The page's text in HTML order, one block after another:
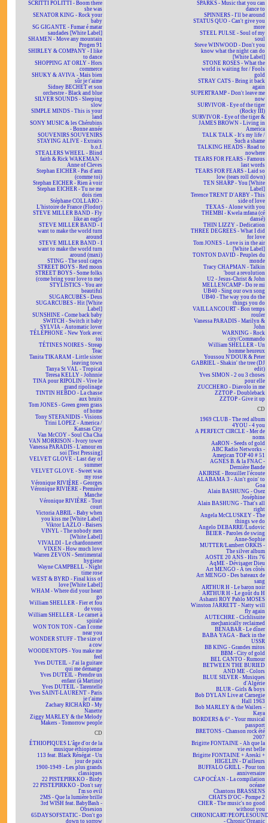
SCRITTI POLITTI - Boom there
she was
SENATOR KING - Rock your
baby
SG GIGANTE - Fumar é matar
saudades [White Label]
SHAMEN - Move any mountain
Progen 91
SHIRLEY & COMPANY - I like
to dance
SHOPPING AT ORLY - Hors
commerce
SHUKY & AVIVA - Mais bien
sûr je t'aime
Sidney BECHET et son
orchestre - Black and blue
SILVER SOUNDS - Sleeping
slow
SIMPLE MINDS - This is your
land
SONY MUSIC & les Chérubins
- Bonne année
SOUVENIRS SOUVENIRS
STAYING ALIVE - Extraits
b.o.f.
STEALERS WHEEL - Blind
faith & Rick WAKEMAN -
Anne of Cleves
Stephan EICHER - Pas d'ami
(comme toi)
Stephan EICHER - Rien à voir
Stephan EICHER - Tu ne me
dois rien
Stéphane COLLARO -
L'histoire de France (Flodor)
STEVE MILLER BAND - Fly
like an eagle
STEVE MILLER BAND - I
want to make the world turn
around
STEVE MILLER BAND - I
want to make the world turn
around (maxi)
STING - The soul cages
STREET BOYS - Red moon
STREET BOYS - Some folks
(come bring your love to me)
STYLISTICS - You are
beautiful
SUGARCUBES - Deus
SUGARCUBES - Hit [White
Label]
SUNSHINE - Come back baby
SWITCH - Switch it baby
SYLVIA - Automatic lover
TÉLÉPHONE - New York avec
toi
TÉTINES NOIRES - Streap
Teac
Tanita TIKARAM - Little sister
leaving town
Tanya St VAL - Tropical
Teresa KELLY - Johnnie
TINA pour RIPOLIN - Vive le
grand ripolinage
TINTIN HEBDO - La chasse
aux bruits
Tom JONES - Green green grass
of home
Tony STEFANIDIS - Visions
Trini LOPEZ - America /
Kansas City
Van McCOY - Soul Cha Cha
VAN MORRISON - Ivory tower
Vanessa PARADIS - L'amour en
soi [Test Pressing]
VELVET GLOVE - Last day of
summer
VELVET GLOVE - Sweet was
my rose
Véronique RIVIÈRE - Georges
Véronique RIVIÈRE - Première
Manche
Véronique RIVIÈRE - Tout
court
Victoria ABRIL - Baby when
you kiss me [White Label]
Viktor LAZLO - Baisers
VINYL - The nobody men
[White Label]
VIVALDI - Le chardonneret
VIXEN - How much love
Warren ZEVON - Sentimental
hygiene
Wayne CAMPBELL - Night
time rose
WEST & BYRD - Final kiss of
love [White Label]
WHAM - Where did your heart
go
William SHELLER - Fier et fou
de vous
William SHELLER - Le carnet à
spirale
WON TON TON - Can I come
near you
WONDER STUFF - The size of
a cow
WOODENTOPS - You make me
feel
Yves DUTEIL - J'ai la guitare
qui me démange
Yves DUTEIL - Prendre un
enfant (à Martine)
Yves DUTEIL - Tarentelle
Yves SAINT-LAURENT - Paris
je t'aime
Zachary RICHARD - My
Nanette
Ziggy MARLEY & the Melody
Makers - Tomorrow people
CD
ÉTHIOPIQUES L'âge d'or de la
musique éthiopienne
113 feat. Black Rénégat - Un
jour de paix
1900-1949 - Les plus grands
classiques
22 PISTEPIRKKO - Birdy
22 PISTEPIRKKO - Don't say
I'm so evil
2MS - Que la lumière brille
3rd WISH feat. BabyBash -
Obsesion
65DAYSOFSTATIC - Don't go
down to sorrow
SPARKS - Music that you can
dance to
SPINNERS - I'll be around
STATUS QUO - Can't give you
more
STEEL PULSE - Soul of my
soul
Steve WINWOOD - Don't you
know what the night can do
[White Label]
STONE ROSES - What the
world is waiting for / Fools
gold
STRAY CATS - Bring it back
again
SUPERTRAMP - Don't leave me
now
SURVIVOR - Eye of the tiger
(Rocky III)
SURVIVOR - Eye of the tiger &
JAMES BROWN - Living in
America
TALK TALK - It's my life /
Such a shame
TALKING HEADS - Road to
nowhere
TEARS FOR FEARS - Famous
last words
TEARS FOR FEARS - Laid so
low (tears roll down)
TEN SHARP - You [White
Label]
Terence TRENT D'ARBY - This
side of love
TEXAS - Alone with you
THEMBI - Kwela mfana (cé
dansé)
THIN LIZZY - Dedication
THREE DEGREES - What I did
for love
Tom JONES - Love is in the air
[White Label]
TONTON DAVID - Peuples du
monde
Tracy CHAPMAN - Talkin
'bout a revolution
U2 - Jesus-Christ & John
MELLENCAMP - Do re mi
UB40 - Sing our own song
UB40 - The way you do the
things you do
VAILLANCOURT - Bon temps
rouler
Vanessa PARADIS - Marilyn &
John
WARNING - Rock
city/Commando
William SHELLER - Un
homme heureux
Youssou N'DOUR & Peter
GABRIEL - Shakin' the tree (DJ
edit)
Yves SIMON - 2 ou 3 choses
pour elle
ZUCCHERO - Diavolo in me
ZZTOP - Doubleback
ZZTOP - Give it up
CD
1969 CLUB - The red album
4YOU - 4 you
A PERFECT CIRCLE - Mer de
noms
AaRON - Seeds of gold
ABC Radio Networks -
American TOP 40 # 51
AGNÈS B. & la FNAC -
Dernière Bande
AKIRISE - Brouiller l'écoute
ALABAMA 3 - Ain't goin' to
Goa
Alain BASHUNG - Osez
Joséphine
Alain BASHUNG - That's all
right
Angela McCLUSKEY - The
things we do
Angelo DEBARRE/Ludovic
BEIER - Paroles de swing
Anne-Sophie
MUTTER/Lambert ORKIS -
The silver album
AOSTE 20 ANS - Hits 76
AqME - Dévisager Dieu
Art MENGO - À tes côtés
Art MENGO - Des bateaux de
sang
ARTHUR H - Le baron noir
ARTHUR H - Le goût du H
Ashanti ROY Pablo MOSES
Winston JARRETT - Natty will
fly again
AUTECHRE - Cichlisuite
mechanically reclaimed
BÉNABAR - Le dîner
BABA YAGA - Back in the
USSR
BB KING - Grandes mitos
BBM - City of gold
BEL CANTO - Rumour
BETWEEN THE BURIED
AND ME - Colors
BLUE SILVER - Musiques
d'Algérie
BLUR - Girls & boys
Bob DYLAN Live at Carnegie
Hall 1963
Bob MARLEY & the Wailers -
Kaya
BORDERS & 6° - Your musical
passport
BRETONS - Chanson rock été
2007
Brigitte FONTAINE - Ah que la
vie est belle
Brigitte FONTAINE + Areski +
HIGELIN - D'ailleurs
BUFFALO GRILL - Pour ton
anniversaire
CAP OCÉAN - La compilation
océane
Chantons BRASSENS
CHATS D'OC - Pompe 2
CHER - The music's no good
without you
CHRONICART/
- Chronic'Organic